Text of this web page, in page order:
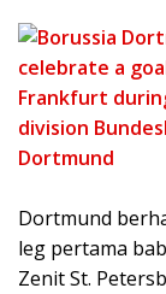
Dortmund
leg pertama
Zenit St.